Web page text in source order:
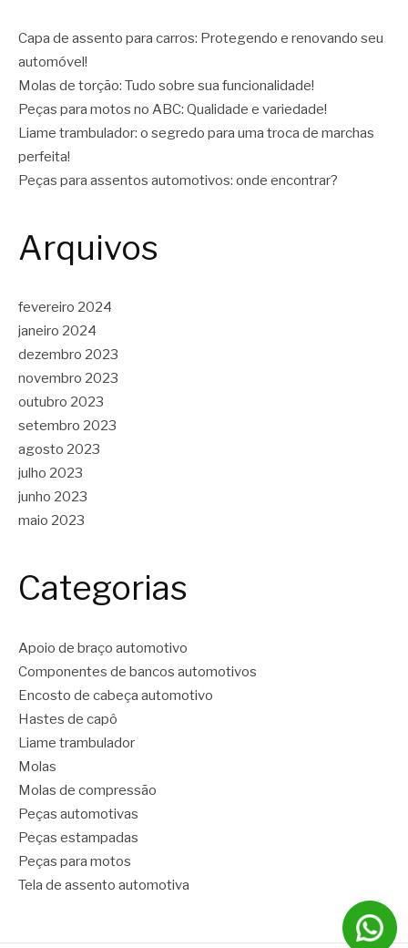
Capa de assento para carros: Protegendo e renovando seu
automóvel!
Molas de torção: Tudo sobre sua funcionalidade!
Peças para motos no ABC: Qualidade e variedade!
Liame trambulador: o segredo para uma troca de marchas
perfeita!
Peças para assentos automotivos: onde encontrar?
Arquivos
fevereiro 2024
janeiro 2024
dezembro 2023
novembro 2023
outubro 2023
setembro 2023
agosto 2023
julho 2023
junho 2023
maio 2023
Categorias
Apoio de braço automotivo
Componentes de bancos automotivos
Encosto de cabeça automotivo
Hastes de capô
Liame trambulador
Molas
Molas de compressão
Peças automotivas
Peças estampadas
Peças para motos
Tela de assento automotiva